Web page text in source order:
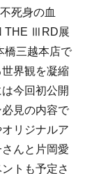
死身の血
THE ⅢRD展
橋三越本店で
界観を凝縮
今回初公開
見の内容で
リジナルア
んと片岡愛
トも予定さ